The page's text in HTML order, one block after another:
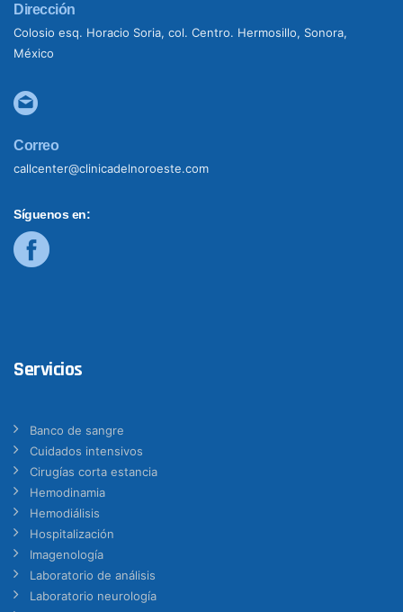
Dirección
Colosio esq. Horacio Soria, col. Centro. Hermosillo, Sonora,
México
Correo
callcenter@clinicadelnoroeste.com
Síguenos en:
Servicios
Banco de sangre
Cuidados intensivos
Cirugías corta estancia
Hemodinamia
Hemodiálisis
Hospitalización
Imagenología
Laboratorio de análisis
Laboratorio neurología